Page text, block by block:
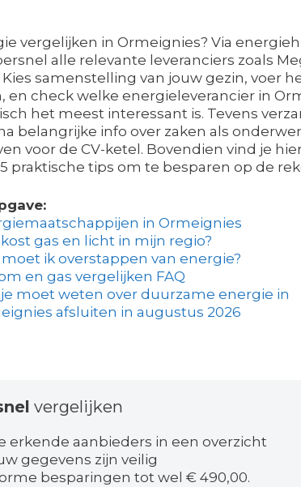
vergelijken in Ormeignies? Via
alle relevante leveranciers zoals
samenstelling van jouw gezin, voer
en check welke energieleverancier in
het meest interessant is. Tevens
belangrijke info over zaken als
voor de CV-ketel. Bovendien vind je
praktische tips om te besparen op de
in Ormeignies
gas en licht in mijn regio?
moet ik overstappen van energie?
en gas vergelijken FAQ
moet weten over duurzame energie in
afsluiten in augustus 2026
vergelijken
erkende aanbieders in een overzicht
gegevens zijn veilig
besparingen tot wel € 490,00.